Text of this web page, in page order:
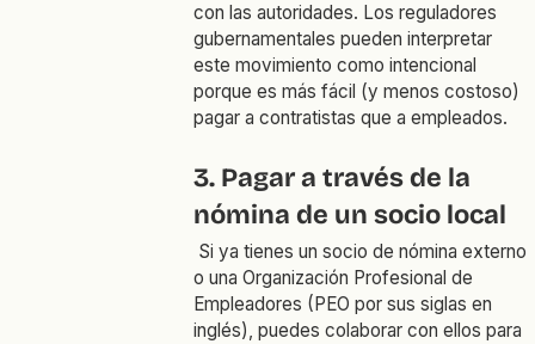
con las autoridades. Los reguladores
gubernamentales pueden interpretar
este movimiento como intencional
porque es más fácil (y menos costoso)
pagar a contratistas que a empleados.
3. Pagar a través de la
nómina de un socio local
Si ya tienes un socio de nómina externo
o una Organización Profesional de
Empleadores (PEO por sus siglas en
inglés), puedes colaborar con ellos para